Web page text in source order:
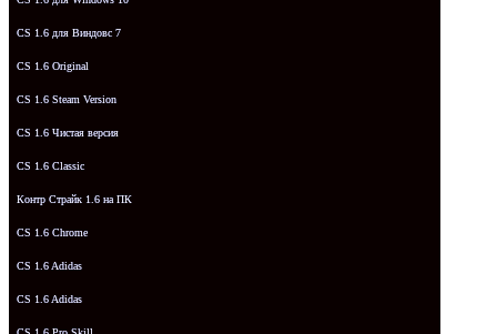
CS 1.6 для Виндовс 7
CS 1.6 Original
CS 1.6 Steam Version
CS 1.6 Чистая версия
CS 1.6 Classic
Контр Страйк 1.6 на ПК
CS 1.6 Chrome
CS 1.6 Adidas
CS 1.6 Adidas